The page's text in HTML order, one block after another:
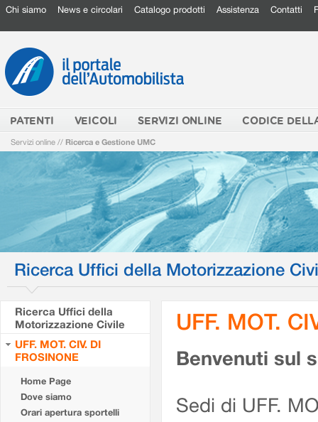
Chi siamo News e circolari Catalogo prodotti Assistenza Contatti
PATENTI VEICOLI SERVIZI ONLINE CODICE
Servizi online // Ricerca e Gestione UMC
Ricerca Uffici della Motorizzazione
Ricerca Uffici della
Motorizzazione Civile
UFF. MOT. CIV. DI
FROSINONE
Home Page
Dove siamo
Orari apertura sportelli
UFF. MOT.
Benvenuti sul
Sedi di UFF.